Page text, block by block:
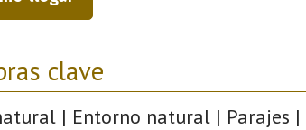
clave
| Entorno natural | Parajes |